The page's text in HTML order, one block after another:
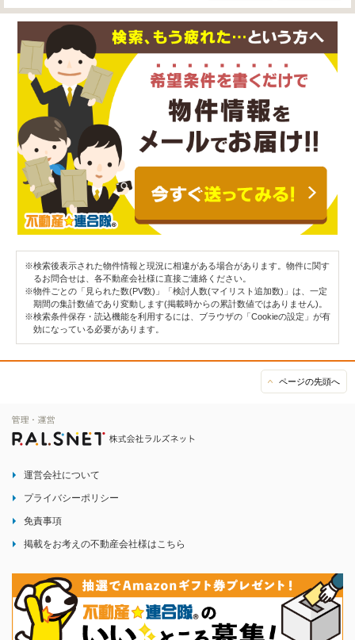
※検索後表示された物件情報と現況に相違がある場合があります。物件に関す
るお問合せは、各不動産会社様に直接ご連絡ください。
※物件ごとの「見られた数(PV数)」「検討人数(マイリスト追加数)」は、一定
期間の集計数値であり変動します(掲載時からの累計数値ではありません)。
※検索条件保存・読込機能を利用するには、ブラウザの「Cookieの設定」が有
効になっている必要があります。
ページの先頭へ
運営会社について
プライバシーポリシー
免責事項
掲載をお考えの不動産会社様はこちら